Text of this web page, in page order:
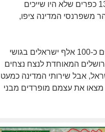
ב-67, סופח שטח גדול פי 11 מהחלק הירדני שלי ירושלים, ובתוכו 13 כפרים שלא היו שייכים
משפרנסי המדינה ציפו,
באופן בלתי רשמי, הגדר יצרה מעין גבול חדש. היא חיברה לירושלים כ-100 אלף ישראלים בגושי
המאוחדת לנצח נצחים
אבל שירותי המדינה כמעט
הגדר מצאו את עצמם מופרדים מבני